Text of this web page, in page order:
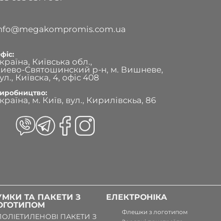
Київська обл.,
Святошинский р-н, м. Вишневе,
Київска, 4, офіс 408
м. Київ, вул., Кирилівскьа, 86
ТА ПАКЕТИ З
ПАКЕТИ З
ЕЛЕКТРОНІКА
Флешки з логотипом